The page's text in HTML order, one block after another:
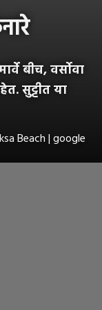
बीच, वर्सोवा
सुट्टीत या
Beach | google